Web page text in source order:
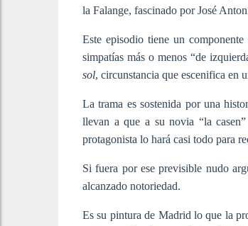
la Falange, fascinado por José
Este episodio tiene un
simpatías más o menos “de
sol, circunstancia que escenifica en
La trama es sostenida por una
llevan a que a su novia “la
protagonista lo hará casi todo para
Si fuera por ese previsible nudo
alcanzado notoriedad.
Es su pintura de Madrid lo que la